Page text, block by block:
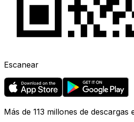
Escanear
Más de 113 millones de descargas